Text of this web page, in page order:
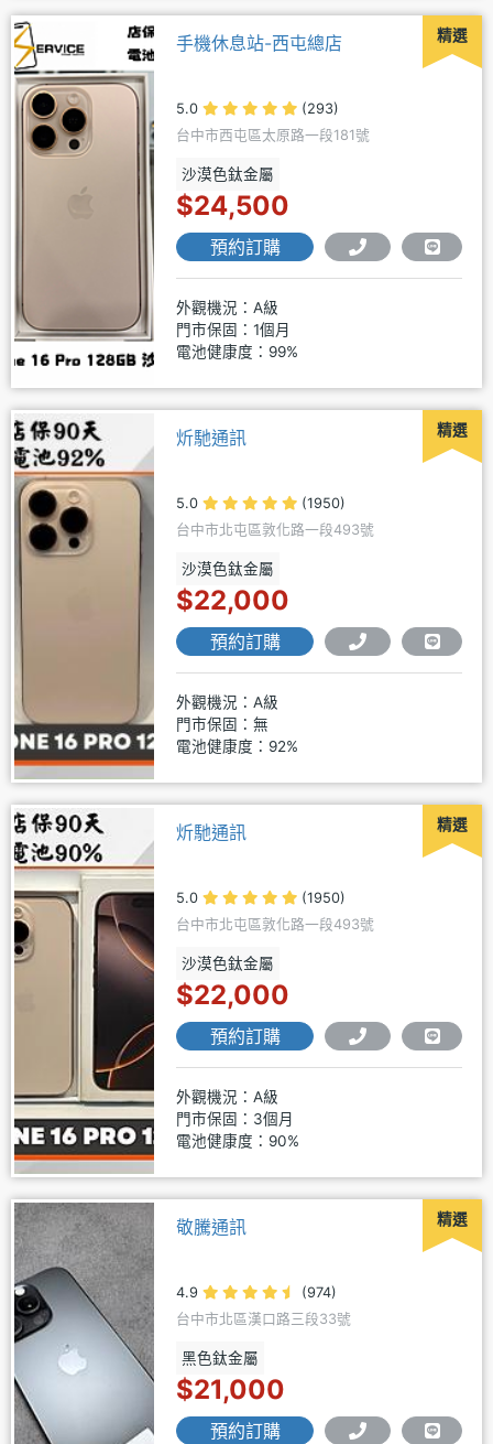
精選
手機休息站-西屯總店
5.0
(293)
台中市西屯區太原路一段181號
沙漠色鈦金屬
$24,500
預約訂購
外觀機況：A級
門市保固：1個月
電池健康度：99%
精選
炘馳通訊
5.0
(1950)
台中市北屯區敦化路一段493號
沙漠色鈦金屬
$22,000
預約訂購
外觀機況：A級
門市保固：無
電池健康度：92%
精選
炘馳通訊
5.0
(1950)
台中市北屯區敦化路一段493號
沙漠色鈦金屬
$22,000
預約訂購
外觀機況：A級
門市保固：3個月
電池健康度：90%
精選
敬騰通訊
4.9
(974)
台中市北區漢口路三段33號
黑色鈦金屬
$21,000
預約訂購